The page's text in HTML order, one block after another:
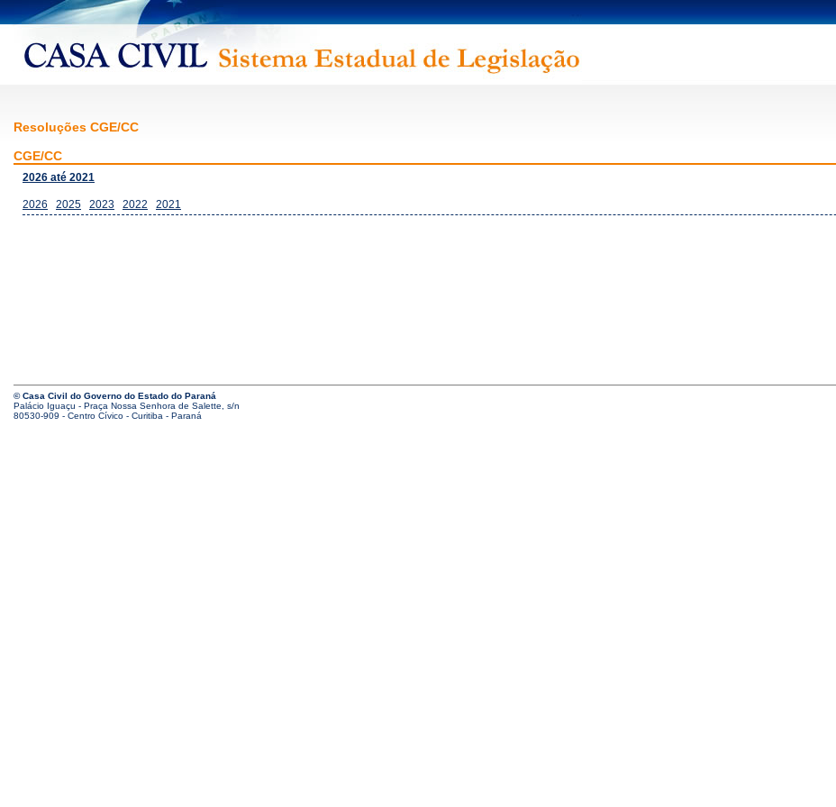
Resoluções CGE/CC
CGE/CC
2026 até 2021
2026 2025 2023 2022 2021
© Casa Civil do Governo do Estado do Paraná
Palácio Iguaçu - Praça Nossa Senhora de Salette, s/n
80530-909 - Centro Cívico - Curitiba - Paraná